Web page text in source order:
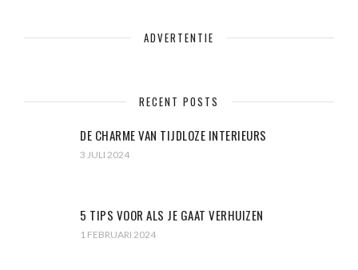
ADVERTENTIE
RECENT POSTS
DE CHARME VAN TIJDLOZE INTERIEURS
3 JULI 2024
5 TIPS VOOR ALS JE GAAT VERHUIZEN
1 FEBRUARI 2024